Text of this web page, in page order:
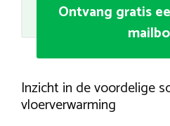
Ontvang gratis
Inzicht in de voordelige
vloerverwarming